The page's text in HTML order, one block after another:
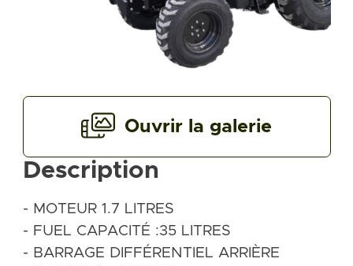
Description
- MOTEUR 1.7 LITRES
- FUEL CAPACITÉ :35 LITRES
- BARRAGE DIFFÉRENTIEL ARRIÈRE
Ouvrir la galerie